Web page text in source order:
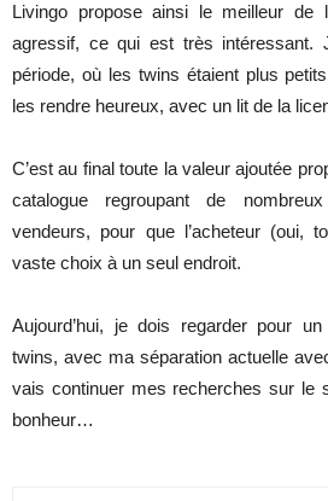
Livingo propose ainsi le meilleur de
agressif, ce qui est très intéressant.
période, où les twins étaient plus
les rendre heureux, avec un lit de la
C’est au final toute la valeur ajoutée
catalogue regroupant de
vendeurs, pour que l’acheteur (oui,
vaste choix à un seul endroit.
Aujourd’hui, je dois regarder pour
twins, avec ma séparation actuelle
vais continuer mes recherches sur le
bonheur…